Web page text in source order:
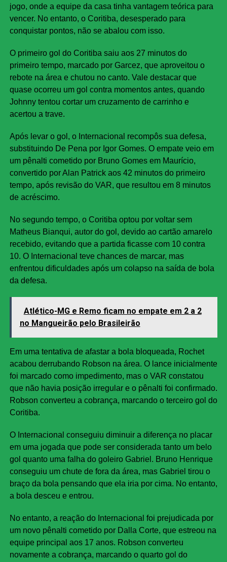
jogo, onde a equipe da casa tinha vantagem teórica para
vencer. No entanto, o Coritiba, desesperado para
conquistar pontos, não se abalou com isso.
O primeiro gol do Coritiba saiu aos 27 minutos do
primeiro tempo, marcado por Garcez, que aproveitou o
rebote na área e chutou no canto. Vale destacar que
quase ocorreu um gol contra momentos antes, quando
Johnny tentou cortar um cruzamento de carrinho e
acertou a trave.
Após levar o gol, o Internacional recompôs sua defesa,
substituindo De Pena por Igor Gomes. O empate veio em
um pênalti cometido por Bruno Gomes em Maurício,
convertido por Alan Patrick aos 42 minutos do primeiro
tempo, após revisão do VAR, que resultou em 8 minutos
de acréscimo.
No segundo tempo, o Coritiba optou por voltar sem
Matheus Bianqui, autor do gol, devido ao cartão amarelo
recebido, evitando que a partida ficasse com 10 contra
10. O Internacional teve chances de marcar, mas
enfrentou dificuldades após um colapso na saída de bola
da defesa.
Atlético-MG e Remo ficam no empate em 2 a 2
no Mangueirão pelo Brasileirão
Em uma tentativa de afastar a bola bloqueada, Rochet
acabou derrubando Robson na área. O lance inicialmente
foi marcado como impedimento, mas o VAR constatou
que não havia posição irregular e o pênalti foi confirmado.
Robson converteu a cobrança, marcando o terceiro gol do
Coritiba.
O Internacional conseguiu diminuir a diferença no placar
em uma jogada que pode ser considerada tanto um belo
gol quanto uma falha do goleiro Gabriel. Bruno Henrique
conseguiu um chute de fora da área, mas Gabriel tirou o
braço da bola pensando que ela iria por cima. No entanto,
a bola desceu e entrou.
No entanto, a reação do Internacional foi prejudicada por
um novo pênalti cometido por Dalla Corte, que estreou na
equipe principal aos 17 anos. Robson converteu
novamente a cobrança, marcando o quarto gol do